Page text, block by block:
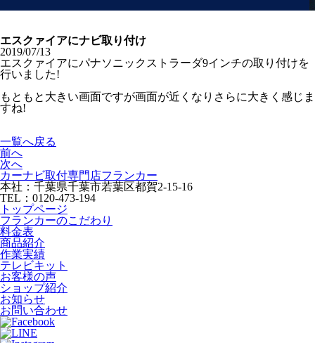
エスクァイアにナビ取り付け
2019/07/13
エスクァイアにパナソニックストラーダ9インチの取り付けを
行いました!
もともと大きい画面ですが画面が近くなりさらに大きく感じま
すね!
一覧へ戻る
前へ
次へ
カーナビ取付専⾨店フランカー
本社：千葉県千葉市若葉区都賀2-15-16
TEL：0120-473-194
トップページ
フランカーのこだわり
料金表
商品紹介
作業実績
テレビキット
お客様の声
ショップ紹介
お知らせ
お問い合わせ